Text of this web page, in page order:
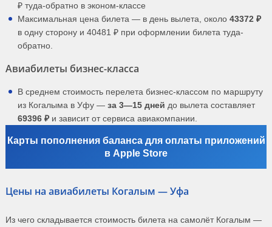
₽ туда-обратно в эконом-классе
Максимальная цена билета — в день вылета, около 43372 ₽
в одну сторону и 40481 ₽ при оформлении билета туда-
обратно.
Авиабилеты бизнес-класса
В среднем стоимость перелета бизнес-классом по маршруту
из Когалыма в Уфу — за 3—15 дней до вылета составляет
69396 ₽ и зависит от сервиса авиакомпании.
Карты пополнения баланса для оплаты приложений
в Apple Store
Цены на авиабилеты Когалым — Уфа
Из чего складывается стоимость билета на самолёт Когалым —